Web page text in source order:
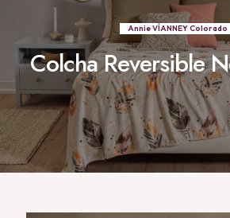
Annie VÍANNEY Colorado
Colcha Reversible